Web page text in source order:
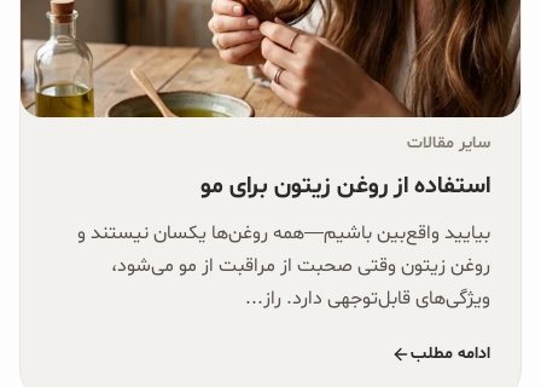
سایر مقالات
استفاده از روغن زیتون برای مو
بیایید واقع‌بین باشیم—همه روغن‌ها یکسان نیستند و
روغن زیتون وقتی صحبت از مراقبت از مو می‌شود،
ویژگی‌های قابل‌توجهی دارد. راز...
ادامه مطلب